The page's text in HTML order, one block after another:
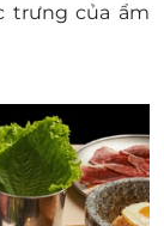
trưng của ẩm